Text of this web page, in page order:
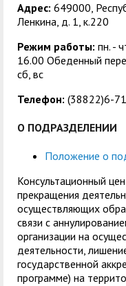
Адрес: 649000,
Ленкина, д. 1, к.220
Режим работы: пн. -
16.00 Обеденный
сб, вс
Телефон: (38822)6-
О ПОДРАЗДЕЛЕНИИ
Положение о
Консультационный
прекращения
осуществляющих
связи с
организации на
деятельности,
государственной
программе) на